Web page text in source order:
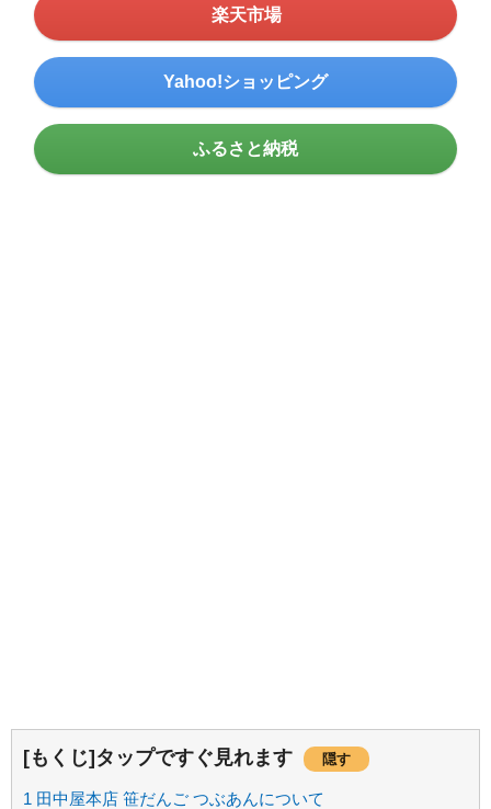
楽天市場
Yahoo!ショッピング
ふるさと納税
[もくじ]タップですぐ見れます 隠す
1 田中屋本店 笹だんご つぶあんについて